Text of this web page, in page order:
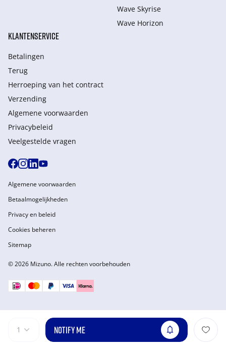
1 NOTIFY ME
Wave Skyrise
Wave Horizon
KLANTENSERVICE
Betalingen
Terug
Herroeping van het contract
Verzending
Algemene voorwaarden
Privacybeleid
Veelgestelde vragen
© 2026 Mizuno. Alle rechten voorbehouden
Algemene voorwaarden
Betaalmogelijkheden
Privacy en beleid
Cookies beheren
Sitemap